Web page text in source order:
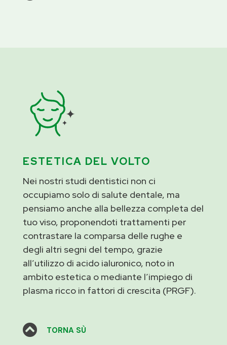
ESTETICA DEL VOLTO
Nei nostri studi dentistici non ci
occupiamo solo di salute dentale, ma
pensiamo anche alla bellezza completa del
tuo viso, proponendoti trattamenti per
contrastare la comparsa delle rughe e
degli altri segni del tempo, grazie
all’utilizzo di acido ialuronico, noto in
ambito estetica o mediante l’impiego di
plasma ricco in fattori di crescita (PRGF).
 TORNA SÙ